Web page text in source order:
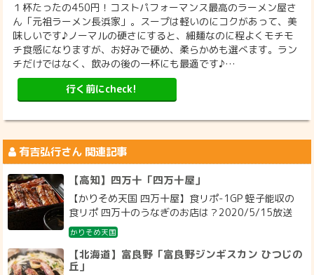
１杯たったの450円！コストパフォーマンス最高のラーメン屋さ
ん「元祖ラーメン長浜家」。スープは軽いのにコクがあって、美
味しいです♪ノーマルの硬さにすると、細麺なのに程よくモチモ
チ食感になりますが、お好みで硬め、柔らかめも選べます。ラン
チだけではなく、飲みの後の一杯にも最適です♪…
行く前にcheck!
有吉弘行さん 関連記事
【高知】四万十「四万十屋」
【かりそめ天国 四万十屋】食リポ-1GP 蛭子能収の
食リポ 四万十のうなぎのお店は？2020/5/15放送
かりそめ天国
【北海道】富良野「富良野ジンギスカン ひつじの
丘」